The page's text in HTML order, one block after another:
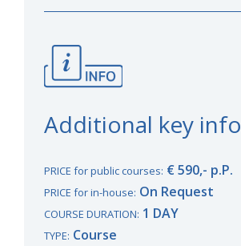
Additional key info
PRICE for public courses: € 590,- p.P.
PRICE for in-house: On Request
COURSE DURATION: 1 DAY
TYPE: Course